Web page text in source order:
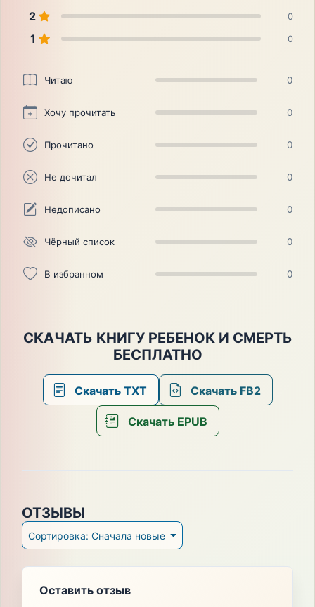
2
0
1 0
Читаю 0
Хочу прочитать 0
Прочитано 0
Не дочитал 0
Недописано 0
Чёрный список 0
В избранном 0
СКАЧАТЬ КНИГУ РЕБЕНОК И СМЕРТЬ
БЕСПЛАТНО
Скачать TXT Скачать FB2
Скачать EPUB
ОТЗЫВЫ
Сортировка: Сначала новые
Оставить отзыв